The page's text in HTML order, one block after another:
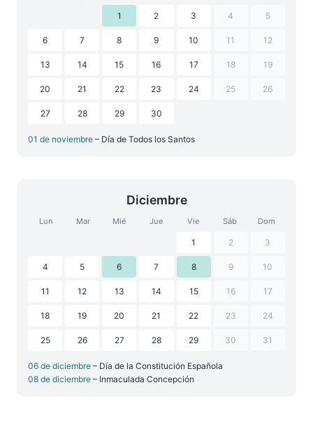
1 2 3 4 5
6 7 8 9 10 11 12
13 14 15 16 17 18 19
20 21 22 23 24 25 26
27 28 29 30
01 de noviembre – Día de Todos los Santos
Diciembre
Lun Mar Mié Jue Vie Sáb Dom
1 2 3
4 5 6 7 8 9 10
11 12 13 14 15 16 17
18 19 20 21 22 23 24
25 26 27 28 29 30 31
06 de diciembre – Día de la Constitución Española
08 de diciembre – Inmaculada Concepción